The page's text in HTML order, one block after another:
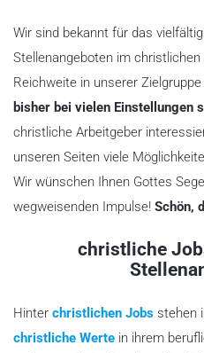
Wir sind bekannt für das
Stellenangeboten im
Reichweite in unserer
bisher bei vielen Einstellungen
christliche Arbeitgeber
unseren Seiten viele
Wir wünschen Ihnen Gottes
wegweisenden Impulse! Schön,
christliche
Hinter christlichen Jobs stehen
christliche Werte in ihrem